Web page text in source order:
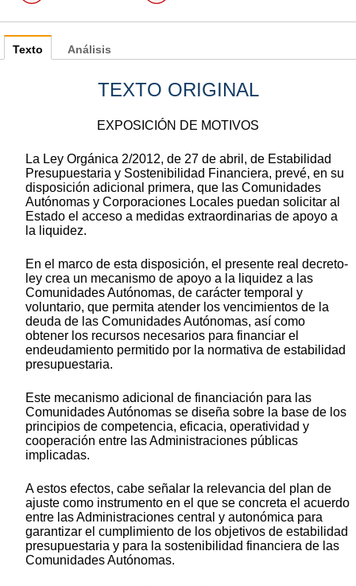
Texto
TEXTO ORIGINAL
EXPOSICIÓN DE MOTIVOS
La Ley Orgánica 2/2012, de 27 de abril, de Estabilidad
Presupuestaria y Sostenibilidad Financiera, prevé, en su
disposición adicional primera, que las Comunidades
Autónomas y Corporaciones Locales puedan solicitar al
Estado el acceso a medidas extraordinarias de apoyo a
la liquidez.
En el marco de esta disposición, el presente real decreto-
ley crea un mecanismo de apoyo a la liquidez a las
Comunidades Autónomas, de carácter temporal y
voluntario, que permita atender los vencimientos de la
deuda de las Comunidades Autónomas, así como
obtener los recursos necesarios para financiar el
endeudamiento permitido por la normativa de estabilidad
presupuestaria.
Este mecanismo adicional de financiación para las
Comunidades Autónomas se diseña sobre la base de los
principios de competencia, eficacia, operatividad y
cooperación entre las Administraciones públicas
implicadas.
A estos efectos, cabe señalar la relevancia del plan de
ajuste como instrumento en el que se concreta el acuerdo
entre las Administraciones central y autonómica para
garantizar el cumplimiento de los objetivos de estabilidad
presupuestaria y para la sostenibilidad financiera de las
Comunidades Autónomas.
Análisis